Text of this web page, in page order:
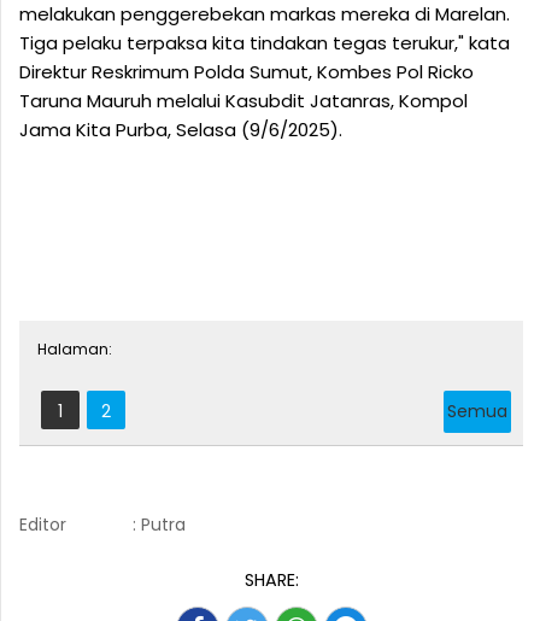
melakukan penggerebekan markas mereka di Marelan.
Tiga pelaku terpaksa kita tindakan tegas terukur," kata
Direktur Reskrimum Polda Sumut, Kombes Pol Ricko
Taruna Mauruh melalui Kasubdit Jatanras, Kompol
Jama Kita Purba, Selasa (9/6/2025).
Halaman:
1 2 Semua
Editor : Putra
SHARE: